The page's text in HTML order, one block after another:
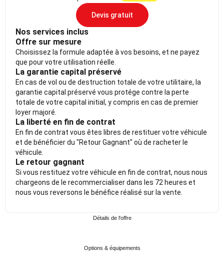
Devis gratuit
Nos services inclus
Offre sur mesure
Choisissez la formule adaptée à vos besoins, et ne payez
que pour votre utilisation réelle.
La garantie capital préservé
En cas de vol ou de destruction totale de votre utilitaire, la
garantie capital préservé vous protége contre la perte
totale de votre capital initial, y compris en cas de premier
loyer majoré.
La liberté en fin de contrat
En fin de contrat vous êtes libres de restituer votre véhicule
et de bénéficier du "Retour Gagnant" où de racheter le
véhicule.
Le retour gagnant
Si vous restituez votre véhicule en fin de contrat, nous nous
chargeons de le recommercialiser dans les 72 heures et
nous vous reversons le bénéfice réalisé sur la vente.
Détails de l'offre
Options & équipements